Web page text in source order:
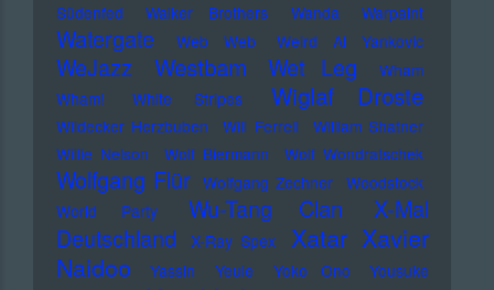
Südenfed
Walker Brothers Wanda Warpaint
Watergate Web Web Weird Al Yankovic
WeJazz Westbam Wet Leg
Wham
Wham!
White Stripes Wiglaf Droste
Wildecker Herzbuben Will Ferrell
William Shatner
Willie Nelson
Wolf Biermann Wolf Wondratschek
Wolfgang Flür Wolfgang Zechner
Woodstock
World Party
Wu-Tang Clan
X-Mal
Deutschland
X-Ray Spex Xatar Xavier
Naidoo
Yassin Yeule Yoko Ono
Yousuke